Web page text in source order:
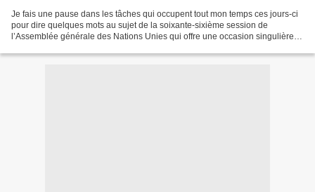
Je fais une pause dans les tâches qui occupent tout mon temps ces jours-ci
pour dire quelques mots au sujet de la soixante-sixième session de
l’Assemblée générale des Nations Unies qui offre une occasion singulière à